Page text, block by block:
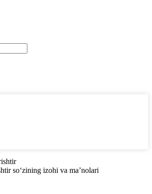
so‘zining izohi va ma’nolari